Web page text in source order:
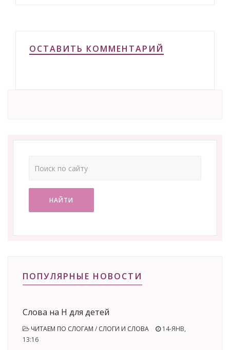
ОСТАВИТЬ КОММЕНТАРИЙ
НАЙТИ
ПОПУЛЯРНЫЕ НОВОСТИ
Слова на Н для детей
ЧИТАЕМ ПО СЛОГАМ / СЛОГИ И СЛОВА
14-ЯНВ,
13:16